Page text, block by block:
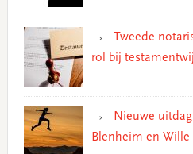
Tweede
rol bij
Nieuwe
Blenheim en Wille